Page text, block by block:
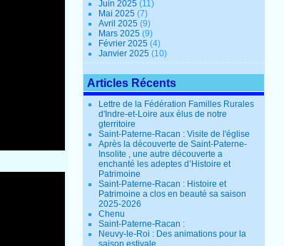
Juin 2025(11)
Mai 2025(7)
Avril 2025(9)
Mars 2025(9)
Février 2025(4)
Janvier 2025(10)
Articles Récents
Lettre de la Fédération Familles Rurales
d'Indre-et-Loire aux élus de notre
gterritoire
Saint-Paterne-Racan : Visite de l'église
Après la découverte de Saint-Paterne-
Insolite , une autre découverte a
enchanté les adeptes d’Histoire et
Patrimoine
Saint-Paterne-Racan : Histoire et
Patrimoine a clos en beauté sa saison
2025-2026
Chenu
Saint-Paterne-Racan :
Neuvy-le-Roi : Des animations pour la